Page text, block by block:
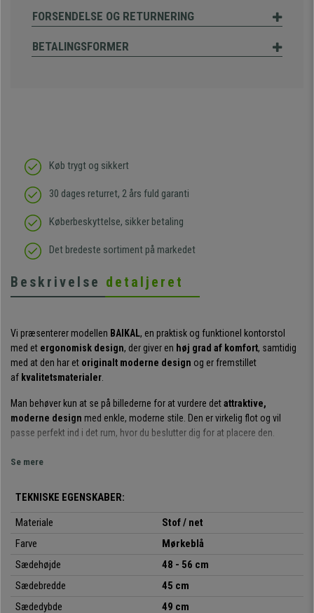
FORSENDELSE OG RETURNERING
BETALINGSFORMER
Køb trygt og sikkert
30 dages returret, 2 års fuld garanti
Køberbeskyttelse, sikker betaling
Det bredeste sortiment på markedet
Beskrivelse detaljeret
Vi præsenterer modellen BAIKAL, en praktisk og funktionel kontorstol
med et ergonomisk design, der giver en høj grad af komfort, samtidig
med at den har et originalt moderne design og er fremstillet
af kvalitetsmaterialer
Man behøver kun at se på billederne for at vurdere detattraktive,
moderne design med enkle, moderne stile. Den er virkelig flot og vil
passe perfekt ind i det rum, hvor du beslutter dig for at placere den.
Men hvis der er noget, der får denne model til at skille sig ud, er det den
kropsholdning, mens man arbejder. Derudover øger
på sædet og ryglænet med højdejusterbar lændestøtte
Derudover giver de højdejusterbare armlæn hver bruger mulighed for at
placere dem i ønsket position,
densynkroniserede vippemekanisme, et nyttigt og praktisk system til
at læne ryglænet tilbage efter ønske, gør det muligt at fastgøre ryglænet i
Se mere
TEKNISKE EGENSKABER:
Materiale
Stof / net
Farve
Mørkeblå
Sædehøjde
48 - 56 cm
Sædebredde
45 cm
Sædedybde
49 cm